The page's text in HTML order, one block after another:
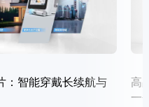
：智能穿戴长续航与
高
一